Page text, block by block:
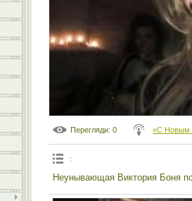
Перегляди: 0 «С Новым
:
Неунывающая Виктория Боня